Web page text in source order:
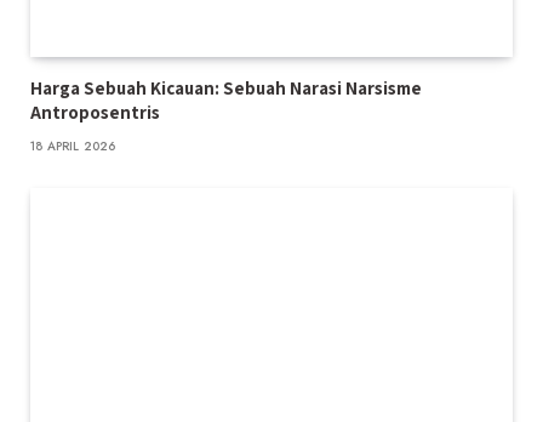
Harga Sebuah Kicauan: Sebuah Narasi Narsisme
Antroposentris
18 APRIL 2026